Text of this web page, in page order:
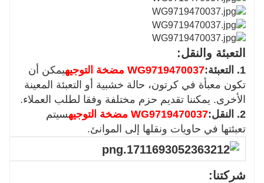
التعبئة والنقل:
1. التعبئة: WG9719470037 مضخة التوجيه
يمكن أن
تكون معبأة في كرتون، حالة خشبية أو التعبئة المعينة
الأخرى. يمكننا تقديم حزم مختلفة وفقا لطلب العملاء.
2. النقل:
WG9719470037 مضخة التوجيه
سيتم
تعبئتها في حاويات ونقلها إلى الموانئ.
شركتنا: